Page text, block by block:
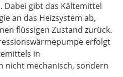
Dabei gibt das Kältemittel
an das Heizsystem ab,
flüssigen Zustand zurück.
erfolgt
in
nicht mechanisch, sondern